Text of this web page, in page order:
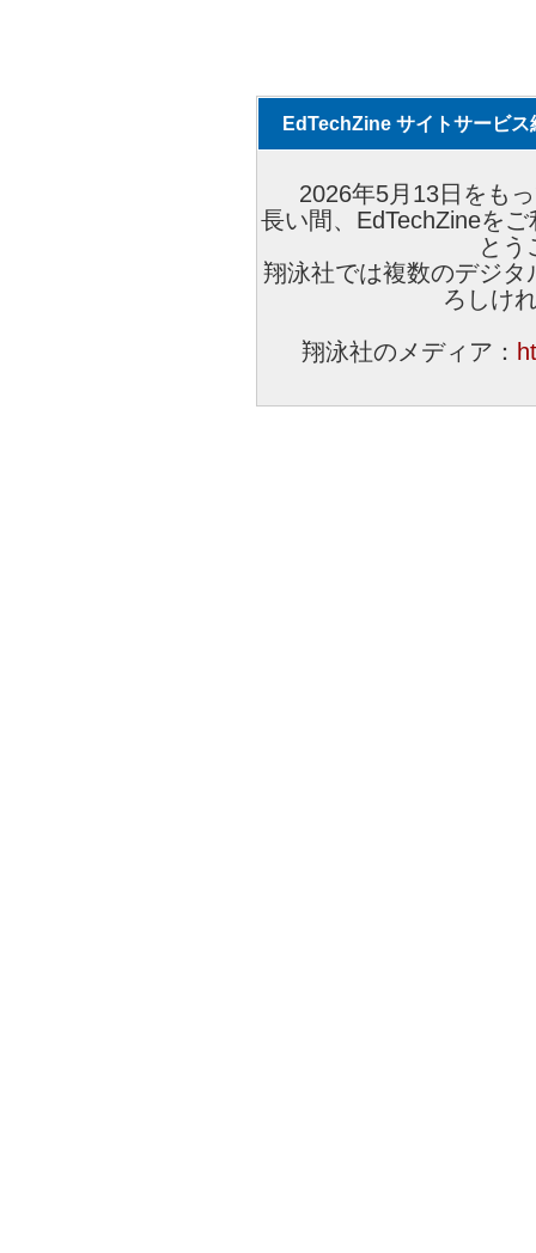
EdTechZine サイトサービス
2026年5月13日をも
長い間、EdTechZineを
とう
翔泳社では複数のデジ
ろしけ
翔泳社のメディア：